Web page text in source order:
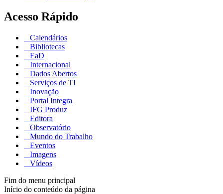
Acesso Rápido
Calendários
Bibliotecas
EaD
Internacional
Dados Abertos
Serviços de TI
Inovação
Portal Integra
IFG Produz
Editora
Observatório
Mundo do Trabalho
Eventos
Imagens
Vídeos
Fim do menu principal
Início do conteúdo da página